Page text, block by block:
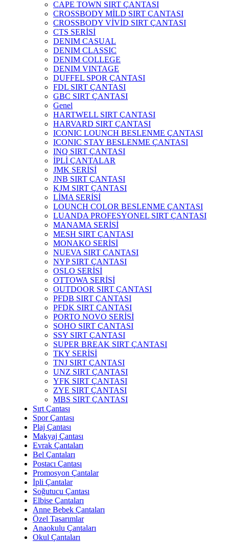
CAPE TOWN SIRT ÇANTASI
CROSSBODY MİLD SIRT ÇANTASI
CROSSBODY VİVİD SIRT ÇANTASI
CTS SERİSİ
DENIM CASUAL
DENIM CLASSIC
DENIM COLLEGE
DENIM VINTAGE
DUFFEL SPOR ÇANTASI
FDL SIRT ÇANTASI
GBC SIRT ÇANTASI
Genel
HARTWELL SIRT ÇANTASI
HARVARD SIRT ÇANTASI
ICONIC LOUNCH BESLENME ÇANTASI
ICONIC STAY BESLENME ÇANTASI
INQ SIRT ÇANTASI
İPLİ ÇANTALAR
JMK SERİSİ
JNB SIRT ÇANTASI
KJM SIRT ÇANTASI
LİMA SERİSİ
LOUNCH COLOR BESLENME ÇANTASI
LUANDA PROFESYONEL SIRT ÇANTASI
MANAMA SERİSİ
MESH SIRT ÇANTASI
MONAKO SERİSİ
NUEVA SIRT ÇANTASI
NYP SIRT ÇANTASI
OSLO SERİSİ
OTTOWA SERİSİ
OUTDOOR SIRT ÇANTASI
PFDB SIRT ÇANTASI
PFDK SIRT ÇANTASI
PORTO NOVO SERİSİ
SOHO SIRT ÇANTASI
SSY SIRT ÇANTASI
SUPER BREAK SIRT ÇANTASI
TKY SERİSİ
TNJ SIRT ÇANTASI
UNZ SIRT ÇANTASI
YFK SIRT ÇANTASI
ZYE SIRT ÇANTASI
MBS SIRT ÇANTASI
Sırt Çantası
Spor Çantası
Plaj Çantası
Makyaj Çantası
Evrak Çantaları
Bel Çantaları
Postacı Çantası
Promosyon Çantalar
İpli Çantalar
Soğutucu Çantası
Elbise Çantaları
Anne Bebek Çantaları
Özel Tasarımlar
Anaokulu Çantaları
Okul Çantaları